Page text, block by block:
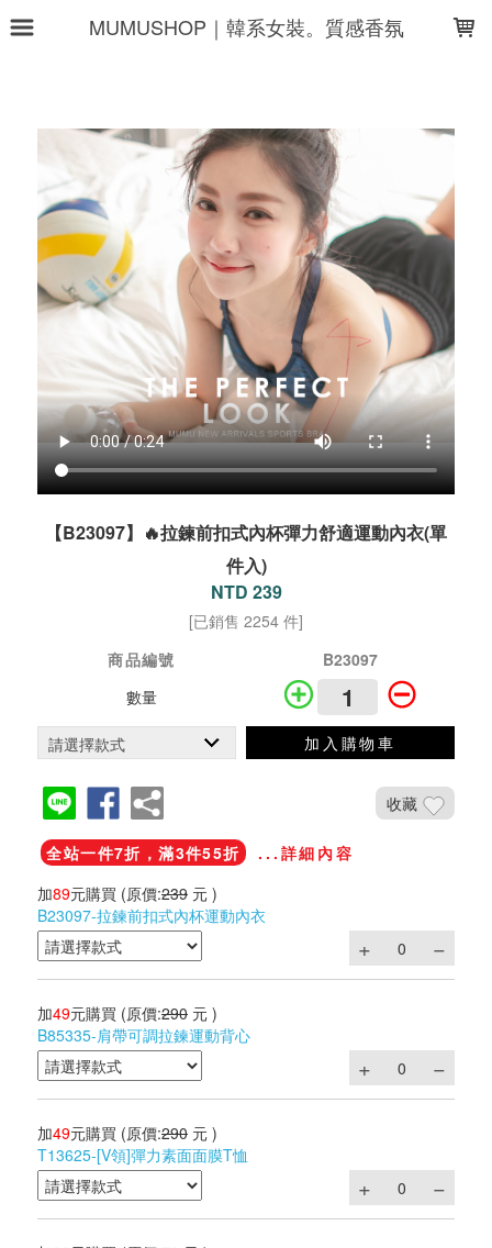
MUMUSHOP｜韓系女裝。質感香氛
【B23097】🔥拉鍊前扣式內杯彈力舒適運動內衣(單
件入)
NTD 239
[已銷售 2254 件]
商品編號
B23097
數量
加入購物車
收藏
全站一件7折，滿3件55折
...詳細內容
加89元購買 (原價:239 元 )
B23097-拉鍊前扣式內杯運動內衣
加49元購買 (原價:290 元 )
B85335-肩帶可調拉鍊運動背心
加49元購買 (原價:290 元 )
T13625-[V領]彈力素面面膜T恤